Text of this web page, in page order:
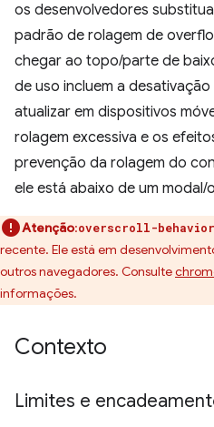
os desenvolvedores
padrão de rolagem de
chegar ao topo/parte de
de uso incluem a
atualizar em dispositivos
rolagem excessiva e os
prevenção da rolagem do
ele está abaixo de um modal/
Atenção:overscroll-behavior
recente. Ele está em
outros navegadores. Consulte
informações.
Contexto
Limites e